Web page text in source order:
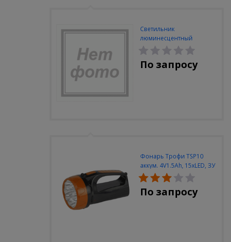
Светильник
люминесцентный
Navigator NEL-A2-E130-T4-
840/WH
По запросу
Фонарь Трофи TSP10
аккум. 4V1.5Ah, 15xLED, ЗУ
вилка 220V
По запросу